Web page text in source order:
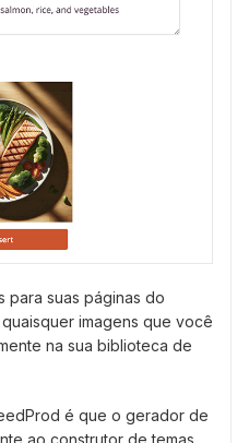
para suas páginas do
imagens que você
na sua biblioteca de
é que o gerador de